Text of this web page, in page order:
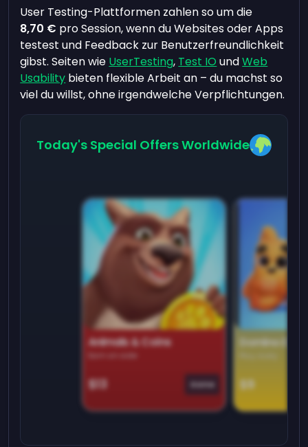
User Testing-Plattformen zahlen so um die
8,70 € pro Session, wenn du Websites oder Apps
testest und Feedback zur Benutzerfreundlichkeit
gibst. Seiten wie UserTesting, Test IO undWeb
Usability bieten flexible Arbeit an – du machst so
viel du willst, ohne irgendwelche Verpflichtungen.
Today's Special Offers Worldwide
Animals & Coins
Earn on side
$13 Game
Domino
$9